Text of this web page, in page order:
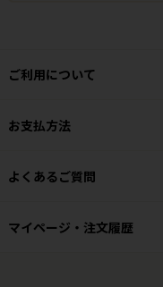
ご利用について
お支払方法
よくあるご質問
マイページ・注文履歴